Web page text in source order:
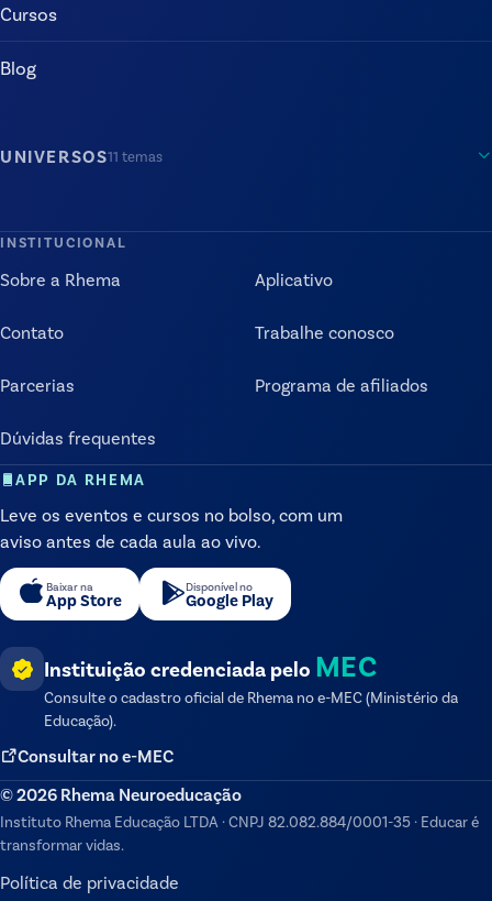
Cursos
Blog
UNIVERSOS11 temas
INSTITUCIONAL
Sobre a Rhema Aplicativo
Contato Trabalhe conosco
Parcerias Programa de afiliados
Dúvidas frequentes
APP DA RHEMA
Leve os eventos e cursos no bolso, com um
aviso antes de cada aula ao vivo.
Baixar na
App Store
Disponível no
Google Play
Instituição credenciada pelo MEC
Consulte o cadastro oficial de Rhema no e-MEC (Ministério da
Educação).
Consultar no e-MEC
©2026 Rhema Neuroeducação
Instituto Rhema Educação LTDA ·CNPJ 82.082.884/0001-35 · Educar é
transformar vidas.
Política de privacidade